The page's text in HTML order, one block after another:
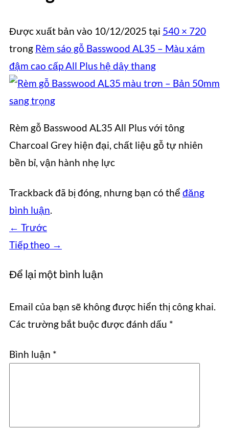
Được xuất bản vào 10/12/2025 tại 540 × 720
trong Rèm sáo gỗ Basswood AL35 – Màu xám
đậm cao cấp All Plus hệ dây thang
Rèm gỗ Basswood AL35 All Plus với tông
Charcoal Grey hiện đại, chất liệu gỗ tự nhiên
bền bỉ, vận hành nhẹ lực
Trackback đã bị đóng, nhưng bạn có thể đăng
bình luận.
← Trước
Tiếp theo →
Để lại một bình luận
Email của bạn sẽ không được hiển thị công khai.
Các trường bắt buộc được đánh dấu *
Bình luận *